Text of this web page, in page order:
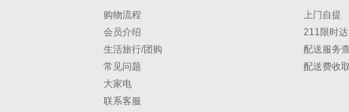
购物流程
会员介绍
生活旅行/团购
常见问题
大家电
联系客服
上门自提
211限时达
配送服务
配送费收